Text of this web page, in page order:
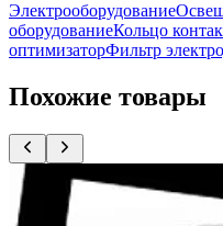
Электрооборудование
оборудованиеКольцо
оптимизаторФильтр
Похожие товары